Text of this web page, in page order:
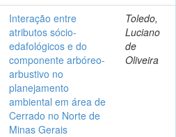
Interação entre
atributos sócio-
edafológicos e do
componente arbóreo-
arbustivo no
planejamento
ambiental em área de
Cerrado no Norte de
Minas Gerais
Toledo,
Luciano
de
Oliveira